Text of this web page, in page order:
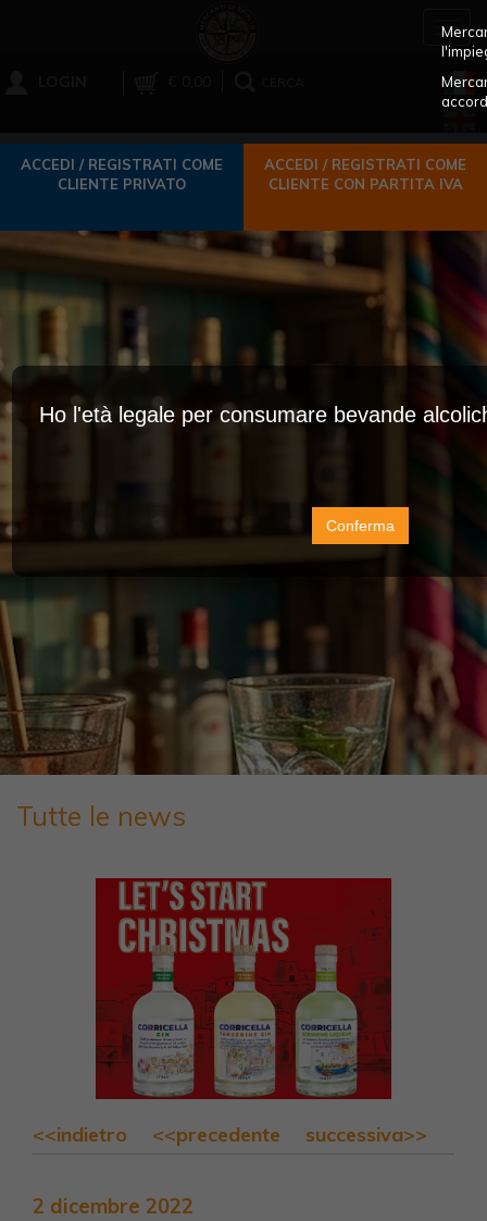
ACCEDI / REGISTRATI COME
CLIENTE PRIVATO
ACCEDI / REGISTRATI COME
CLIENTE CON PARTITA IVA
Tutte le news
<<indietro <<precedente successiva>>
2 dicembre 2022
Ho l'età legale per consumare bevande
Conferma